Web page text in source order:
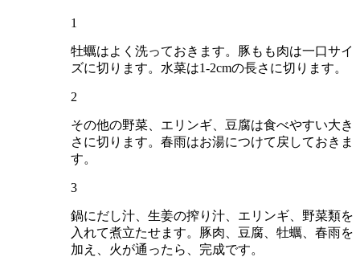
1
牡蠣はよく洗っておきます。豚もも肉は一口サイ
ズに切ります。水菜は1-2cmの長さに切ります。
2
その他の野菜、エリンギ、豆腐は食べやすい大き
さに切ります。春雨はお湯につけて戻しておきま
す。
3
鍋にだし汁、生姜の搾り汁、エリンギ、野菜類を
入れて煮立たせます。豚肉、豆腐、牡蠣、春雨を
加え、火が通ったら、完成です。